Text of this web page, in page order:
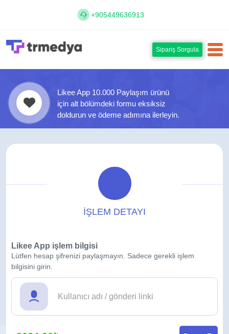
+905449636913
Sipariş Sorgula
Likee App 10.000 Paylaşım ürünü
için alt bölümdeki formu eksiksiz
doldurun ve ödeme adımına ilerleyin.
İŞLEM DETAYI
Likee App işlem bilgisi
Lütfen hesap şifrenizi paylaşmayın. Sadece gerekli işlem
bilgisini girin.